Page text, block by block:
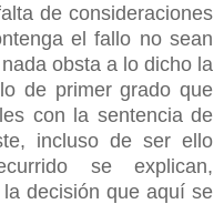
de consideraciones
el fallo no sean
obsta a lo dicho la
de primer grado que
con la sentencia de
incluso de ser ello
se explican,
decisión que aquí se